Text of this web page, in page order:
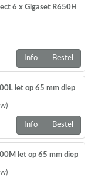
6 x Gigaset R650H
Info Bestel
let op 65 mm diep
)
Info Bestel
let op 65 mm diep
)